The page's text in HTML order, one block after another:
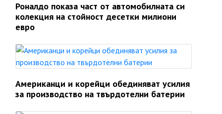
Роналдо показа част от автомобилната си
колекция на стойност десетки милиони
евро
Американци и корейци обединяват усилия
за производство на твърдотелни батерии